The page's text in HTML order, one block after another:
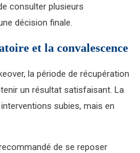
consulter plusieurs
décision finale.
et la convalescence
la période de récupération
un résultat satisfaisant. La
subies, mais en
de se reposer